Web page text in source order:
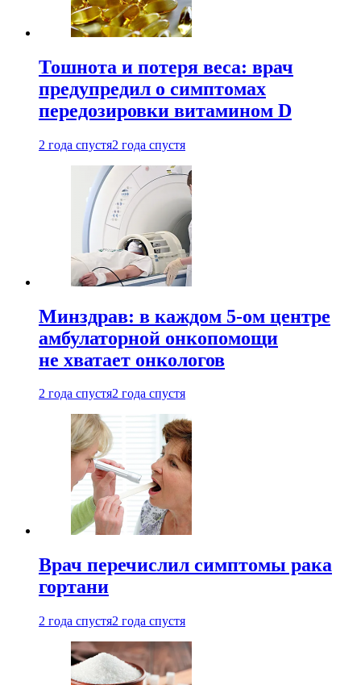
Тошнота и потеря веса: врач
предупредил о симптомах
передозировки витамином D
2 года спустя2 года спустя
Минздрав: в каждом 5-ом центре
амбулаторной онкопомощи
не хватает онкологов
2 года спустя2 года спустя
Врач перечислил симптомы рака
гортани
2 года спустя2 года спустя